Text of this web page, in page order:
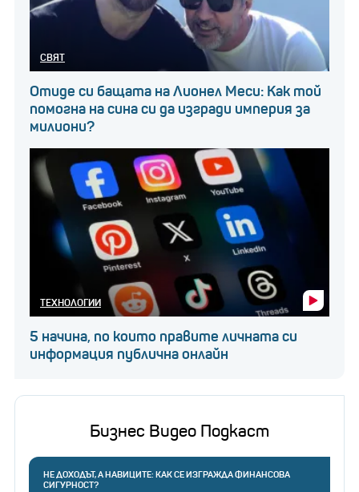
СВЯТ
Отиде си бащата на Лионел Меси: Как той
помогна на сина си да изгради империя за
милиони?
ТЕХНОЛОГИИ
5 начина, по които правите личната си
информация публична онлайн
Бизнес Видео Подкаст
НЕ ДОХОДЪТ, А НАВИЦИТЕ: КАК СЕ ИЗГРАЖДА ФИНАНСОВА
СИГУРНОСТ?